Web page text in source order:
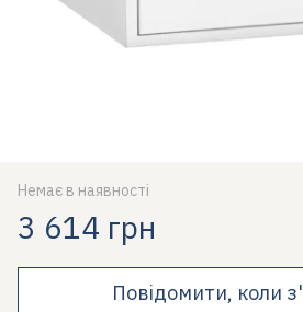
Немає в наявності
3 614 грн
Повідомити, коли